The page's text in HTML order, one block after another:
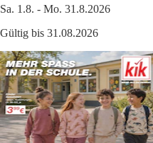
Sa. 1.8. - Mo. 31.8.2026
Gültig bis 31.08.2026